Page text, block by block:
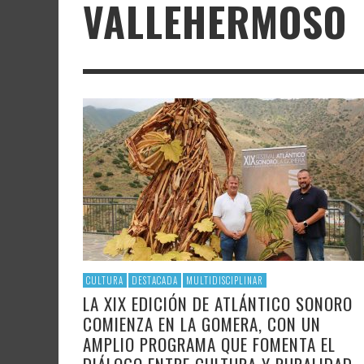
LITERATURA
UNIVERSIDAD
AUDIOVISUAL
POLÍTICA CULTURAL
FOTOGRAFÍA Y ARTES PLÁSTICAS
SAMIR DELGADO
ARTE
ASTRONOMÍA
TECNOLOGÍA
POLÍTICA CIENTÍFICA
MATEMÁTICAS, FÍSICA Y QUÍMICA
CIENCIAS SOCIALES
VALLEHERMOSO
CULTURA DESTACADA MULTIDISCIPLINAR
LA XIX EDICIÓN DE ATLÁNTICO SONORO
COMIENZA EN LA GOMERA, CON UN
AMPLIO PROGRAMA QUE FOMENTA EL